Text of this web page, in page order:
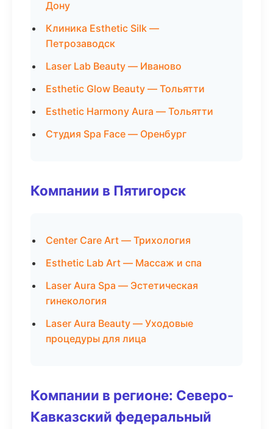
Дону
Клиника Esthetic Silk —
Петрозаводск
Laser Lab Beauty — Иваново
Esthetic Glow Beauty — Тольятти
Esthetic Harmony Aura — Тольятти
Студия Spa Face — Оренбург
Компании в Пятигорск
Center Care Art — Трихология
Esthetic Lab Art — Массаж и спа
Laser Aura Spa — Эстетическая
гинекология
Laser Aura Beauty — Уходовые
процедуры для лица
Компании в регионе: Северо-
Кавказский федеральный